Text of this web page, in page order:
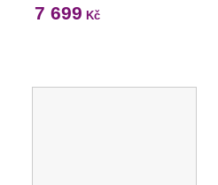
7 699 Kč